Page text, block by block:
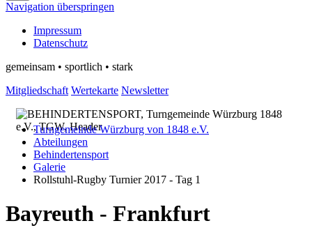
Navigation überspringen
Impressum
Datenschutz
gemeinsam • sportlich • stark
Mitgliedschaft Wertekarte Newsletter
Turngemeinde Würzburg von 1848 e.V.
Abteilungen
Behindertensport
Galerie
Rollstuhl-Rugby Turnier 2017 - Tag 1
Bayreuth - Frankfurt